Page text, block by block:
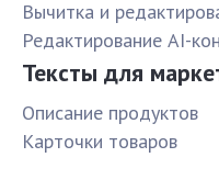
Вычитка и
Редактирование AI-
Тексты для
Описание продуктов
Карточки товаров